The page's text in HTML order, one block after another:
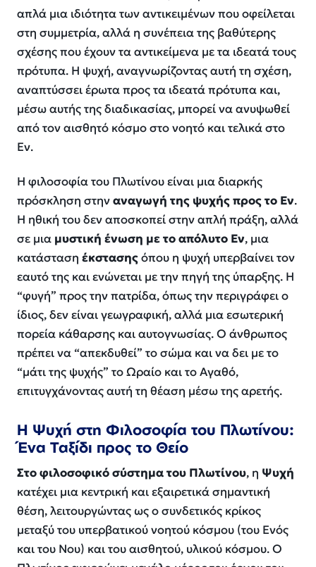
απλά μια ιδιότητα των αντικειμένων που οφείλεται
στη συμμετρία, αλλά η συνέπεια της βαθύτερης
σχέσης που έχουν τα αντικείμενα με τα ιδεατά τους
πρότυπα. Η ψυχή, αναγνωρίζοντας αυτή τη σχέση,
αναπτύσσει έρωτα προς τα ιδεατά πρότυπα και,
μέσω αυτής της διαδικασίας, μπορεί να ανυψωθεί
από τον αισθητό κόσμο στο νοητό και τελικά στο
Εν.
Η φιλοσοφία του Πλωτίνου είναι μια διαρκής
πρόσκληση στηναναγωγή της ψυχής προς το Εν.
Η ηθική του δεν αποσκοπεί στην απλή πράξη, αλλά
σε μια μυστική ένωση με το απόλυτο Εν, μια
κατάσταση έκστασηςόπου η ψυχή υπερβαίνει τον
εαυτό της και ενώνεται με την πηγή της ύπαρξης. Η
“φυγή” προς την πατρίδα, όπως την περιγράφει ο
ίδιος, δεν είναι γεωγραφική, αλλά μια εσωτερική
πορεία κάθαρσης και αυτογνωσίας. Ο άνθρωπος
πρέπει να “απεκδυθεί” το σώμα και να δει με το
“μάτι της ψυχής” το Ωραίο και το Αγαθό,
επιτυγχάνοντας αυτή τη θέαση μέσω της αρετής.
Η Ψυχή στη Φιλοσοφία του Πλωτίνου:
Ένα Ταξίδι προς το Θείο
Στο φιλοσοφικό σύστημα του Πλωτίνου, η Ψυχή
κατέχει μια κεντρική και εξαιρετικά σημαντική
θέση, λειτουργώντας ως ο συνδετικός κρίκος
μεταξύ του υπερβατικού νοητού κόσμου (του Ενός
και του Νου) και του αισθητού, υλικού κόσμου. Ο